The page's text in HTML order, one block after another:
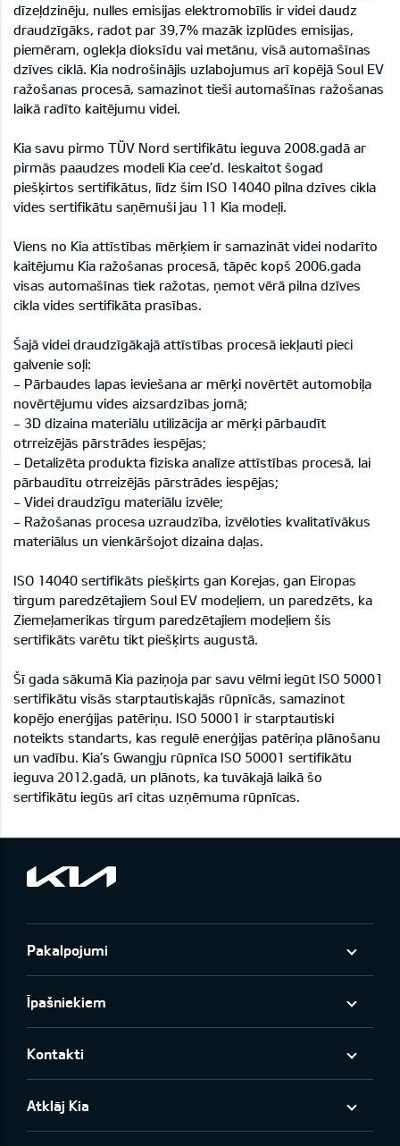
dīzeļdzinēju, nulles emisijas elektromobīlis ir videi daudz
draudzīgāks, radot par 39,7% mazāk izplūdes emisijas,
piemēram, oglekļa dioksīdu vai metānu, visā automašīnas
dzīves ciklā. Kia nodrošinājis uzlabojumus arī kopējā Soul EV
ražošanas procesā, samazinot tieši automašīnas ražošanas
laikā radīto kaitējumu videi.
Kia savu pirmo TÜV Nord sertifikātu ieguva 2008.gadā ar
pirmās paaudzes modeli Kia cee’d. Ieskaitot šogad
piešķirtos sertifikātus, līdz šim ISO 14040 pilna dzīves cikla
vides sertifikātu saņēmuši jau 11 Kia modeļi.
Viens no Kia attīstības mērķiem ir samazināt videi nodarīto
kaitējumu Kia ražošanas procesā, tāpēc kopš 2006.gada
visas automašīnas tiek ražotas, ņemot vērā pilna dzīves
cikla vides sertifikāta prasības.
Šajā videi draudzīgākajā attīstības procesā iekļauti pieci
galvenie soļi:
- Pārbaudes lapas ieviešana ar mērķi novērtēt automobiļa
novērtējumu vides aizsardzības jomā;
- 3D dizaina materiālu utilizācija ar mērķi pārbaudīt
otrreizējās pārstrādes iespējas;
- Detalizēta produkta fiziska analīze attīstības procesā, lai
pārbaudītu otrreizējās pārstrādes iespējas;
- Videi draudzīgu materiālu izvēle;
- Ražošanas procesa uzraudzība, izvēloties kvalitatīvākus
materiālus un vienkāršojot dizaina daļas.
ISO 14040 sertifikāts piešķirts gan Korejas, gan Eiropas
tirgum paredzētajiem Soul EV modeļiem, un paredzēts, ka
Ziemeļamerikas tirgum paredzētajiem modeļiem šis
sertifikāts varētu tikt piešķirts augustā.
Šī gada sākumā Kia paziņoja par savu vēlmi iegūt ISO 50001
sertifikātu visās starptautiskajās rūpnīcās, samazinot
kopējo enerģijas patēriņu. ISO 50001 ir starptautiski
noteikts standarts, kas regulē enerģijas patēriņa plānošanu
un vadību. Kia’s Gwangju rūpnīca ISO 50001 sertifikātu
ieguva 2012.gadā, un plānots, ka tuvākajā laikā šo
sertifikātu iegūs arī citas uzņēmuma rūpnīcas.
Pakalpojumi
Īpašniekiem
Kontakti
Atklāj Kia